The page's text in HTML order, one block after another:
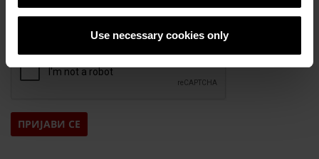
Use necessary cookies only
Ве молиме погледнете ги нашитеПравила